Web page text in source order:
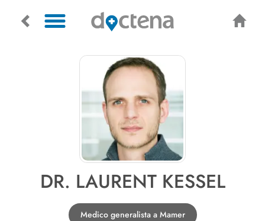
DR. LAURENT KESSEL
Medico generalista a Mamer